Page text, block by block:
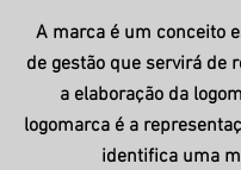
A marca é um conceito
de gestão que servirá de
a elaboração da
logomarca é a
identifica uma